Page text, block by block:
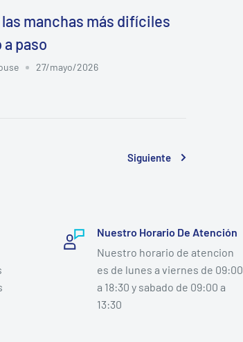
manchas más difíciles
a paso
27/mayo/2026
Siguiente
Nuestro Horario De Atención
Nuestro horario de atencion
es de lunes a viernes de 09:00
a 18:30 y sabado de 09:00 a
13:30